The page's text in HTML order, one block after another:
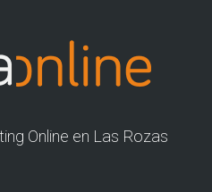
Online en Las Rozas